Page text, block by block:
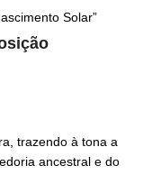
Solar”
trazendo à tona a
ancestral e do